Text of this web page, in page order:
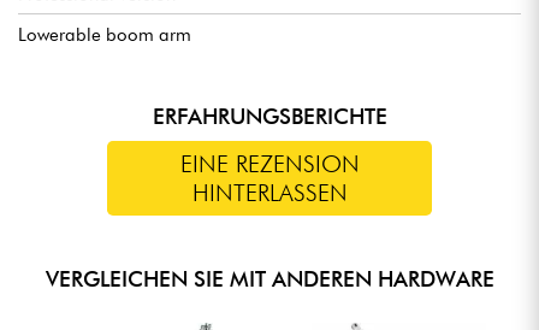
Lowerable boom arm
ERFAHRUNGSBERICHTE
EINE REZENSION
HINTERLASSEN
VERGLEICHEN SIE MIT ANDEREN HARDWARE